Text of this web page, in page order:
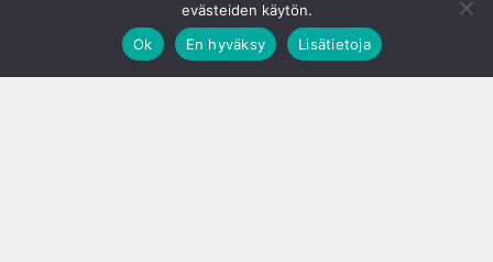
evästeiden käytön.
Ok
En hyväksy Lisätietoja